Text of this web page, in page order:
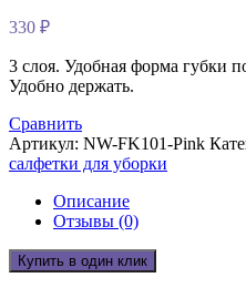
330 ₽
3 слоя. Удобная форма губки
Удобно держать.
Сравнить
Артикул: NW-FK101-Pink
салфетки для уборки
Описание
Отзывы (0)
Купить в один клик